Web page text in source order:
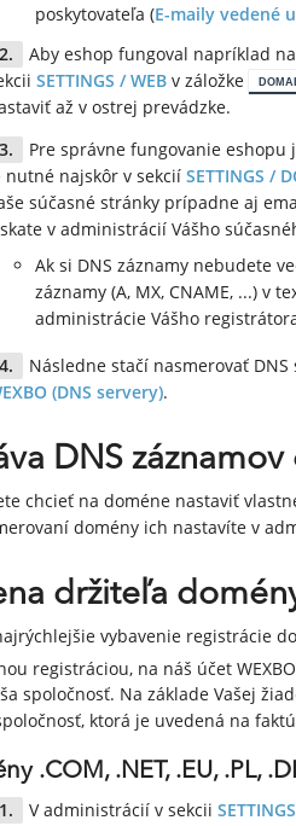
poskytovateľa (E-maily vedené
Aby eshop fungoval napríklad
SETTINGS / WEB v záložke
až v ostrej prevádzke.
Pre správne fungovanie eshopu
nutné najskôr v sekcií SETTINGS /
súčasné stránky prípadne aj
v administrácií Vášho
Ak si DNS záznamy nebudete
záznamy (A, MX, CNAME, ...) v
administrácie Vášho
Následne stačí nasmerovať DNS
(DNS servery).
DNS
chcieť na doméne nastaviť
domény ich nastavíte v
držiteľa
vybavenie registrácie
registráciou, na náš účet WEXBO
spoločnosť. Na základe Vašej
ktorá je uvedená na
.COM, .NET, .EU, .PL,
V administrácií v sekcii